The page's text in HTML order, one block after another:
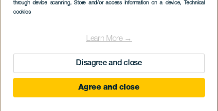
through device scanning, Store and/or access information on a device, Technical
cookies
Learn More →
Disagree and close
Agree and close